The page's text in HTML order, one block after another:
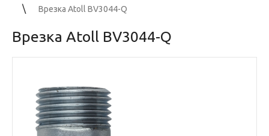
Врезка Atoll BV3044-Q
Врезка Atoll BV3044-Q